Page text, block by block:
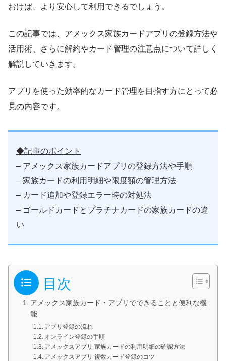
おけば、より安心して利用できるでしょう。
この記事では、アメックス家族カードアプリの登録方法や
活用術、さらに解約やカード管理の注意点について詳しく
解説していきます。
アプリを使った効率的なカード管理を目指す方にとって必
見の内容です。
◆記事のポイント
– アメックス家族カードアプリの登録方法や手順
– 家族カードの利用明細や限度額の管理方法
– カード追加や登録エラー時の対処法
– ゴールドカードとプラチナカードの家族カードの違
い
目次
アメックス家族カード・アプリでできることと便利な機
能
アプリ登録の流れ
オンライン登録の手順
アメックスアプリ 家族カードの利用明細の確認方法
アメックスアプリ 複数カード登録のコツ